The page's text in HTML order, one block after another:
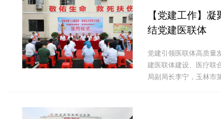
【党建工作】 凝
结党建医联体
党建引领医联体高质量
建医联体建设、医疗联
局副局长李宁，玉林